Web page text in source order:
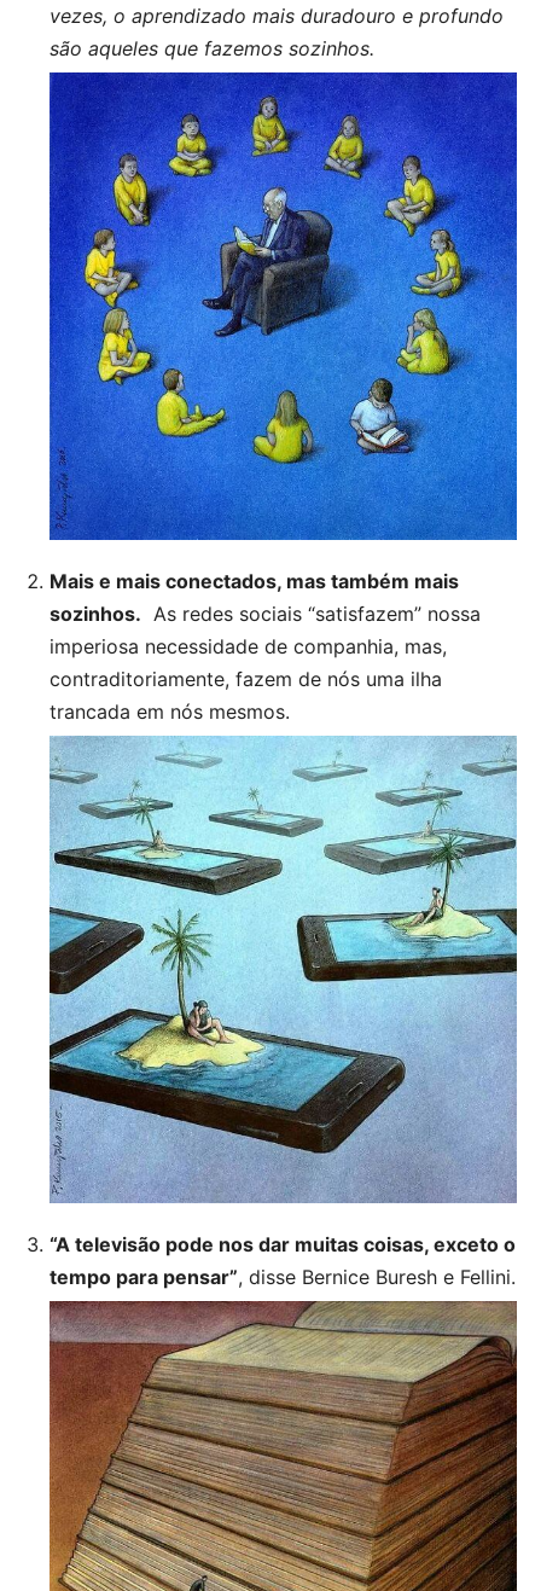
vezes, o aprendizado mais duradouro e profundo
são aqueles que fazemos sozinhos.
Mais e mais conectados, mas também mais
sozinhos. As redes sociais “satisfazem” nossa
imperiosa necessidade de companhia, mas,
contraditoriamente, fazem de nós uma ilha
trancada em nós mesmos.
“A televisão pode nos dar muitas coisas, exceto o
tempo para pensar”, disse Bernice Buresh e Fellini.